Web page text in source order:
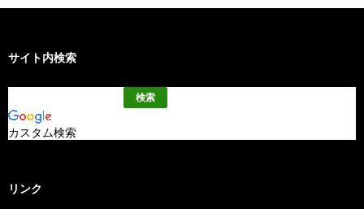
サイト内検索
カスタム検索
リンク